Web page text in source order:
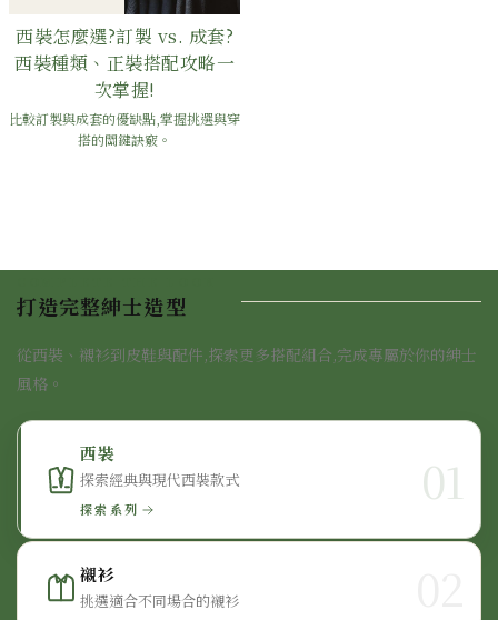
西裝怎麼選?訂製 vs. 成套?
西裝種類、正裝搭配攻略一
次掌握!
比較訂製與成套的優缺點,掌握挑選與穿
搭的關鍵訣竅。
打造完整紳士造型
從西裝、襯衫到皮鞋與配件,探索更多搭配組合,完成專屬於你的紳士
風格。
01
西裝
探索經典與現代西裝款式
探索系列
襯衫
挑選適合不同場合的襯衫